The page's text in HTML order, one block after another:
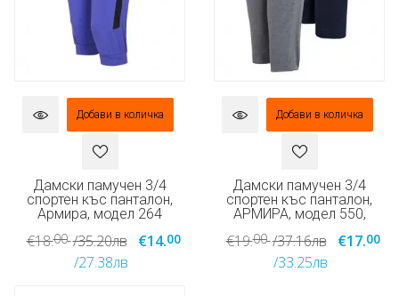
Добави в количка
Дамски памучен 3/4
спортен къс панталон,
Армира, модел 264
€18.00 /35.20лв €14.00
/27.38лв
Добави в количка
Дамски памучен 3/4
спортен къс панталон,
АРМИРА, модел 550,
€19.00 /37.16лв €17.00
/33.25лв